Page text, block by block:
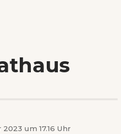
um 17.16 Uhr